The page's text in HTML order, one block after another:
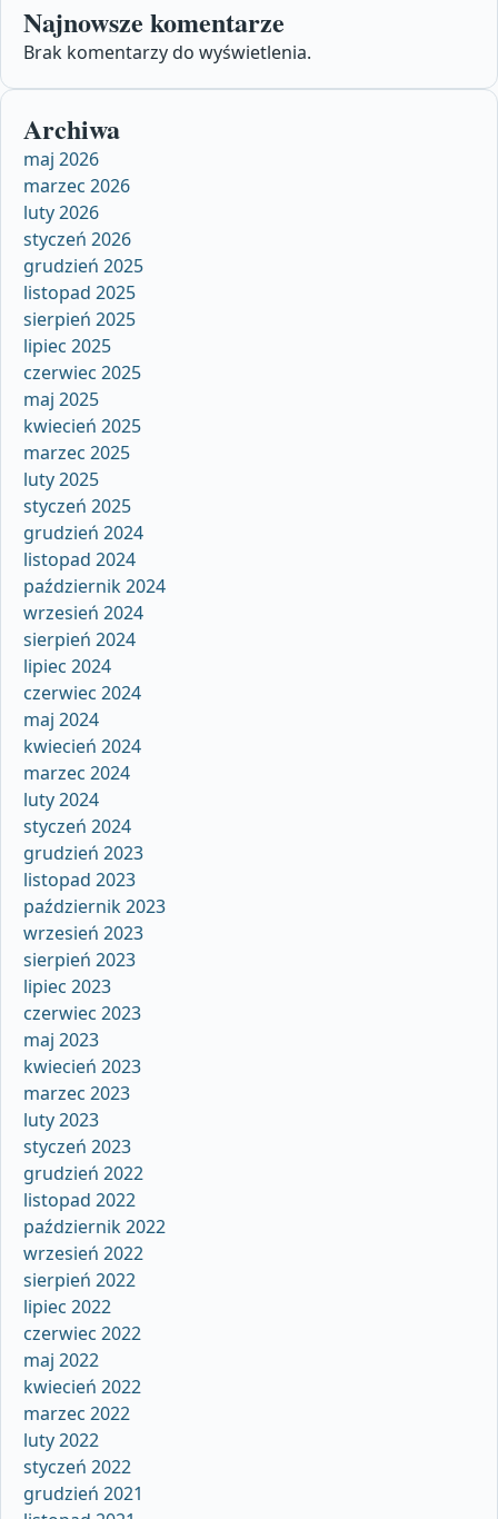
Najnowsze komentarze
Brak komentarzy do wyświetlenia.
Archiwa
maj 2026
marzec 2026
luty 2026
styczeń 2026
grudzień 2025
listopad 2025
sierpień 2025
lipiec 2025
czerwiec 2025
maj 2025
kwiecień 2025
marzec 2025
luty 2025
styczeń 2025
grudzień 2024
listopad 2024
październik 2024
wrzesień 2024
sierpień 2024
lipiec 2024
czerwiec 2024
maj 2024
kwiecień 2024
marzec 2024
luty 2024
styczeń 2024
grudzień 2023
listopad 2023
październik 2023
wrzesień 2023
sierpień 2023
lipiec 2023
czerwiec 2023
maj 2023
kwiecień 2023
marzec 2023
luty 2023
styczeń 2023
grudzień 2022
listopad 2022
październik 2022
wrzesień 2022
sierpień 2022
lipiec 2022
czerwiec 2022
maj 2022
kwiecień 2022
marzec 2022
luty 2022
styczeń 2022
grudzień 2021